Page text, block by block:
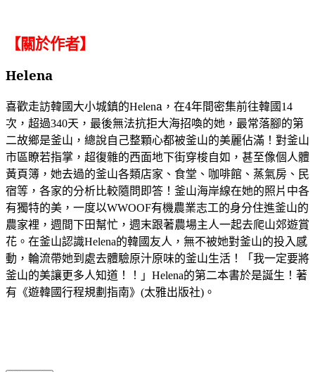
【關於作者】
Helena
喜歡走訪韓國大小城鎮的Helena ，在4年間密集前往韓國14
次，超過340天，最後無法抗拒大海招喚的她，最常落腳的第
二故鄉是釜山，總說自己整顆心都被釜山的美麗佔滿！對釜山
市區瞭若指掌，超復雜的西面地下街穿梭自如，甚至像個人體
黃頁簿，她去過的釜山各類店家、食堂、咖啡館、蒸氣房、民
宿等，各家的分析比較隨問即答！釜山海岸線在她的照片中各
有獨特的美，一度以WWOOF有機農業志工的身分住進釜山的
農家裡，週間下田幫忙，週末跟著農場主人一起去爬山郊遊賞
花。在釜山認識Helena的韓國友人，無不被她對釜山的投入感
動，輪流帶她到處去體驗原汁原味的釜山生活！「我一定要將
釜山的美讓更多人知道！！」 Helena的第二本書於是誕生！著
有《遊韓國行程規劃指南》 (太雅出版社) 。